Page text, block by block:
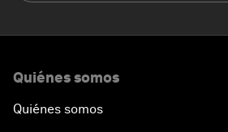
Quiénes somos
Quiénes somos